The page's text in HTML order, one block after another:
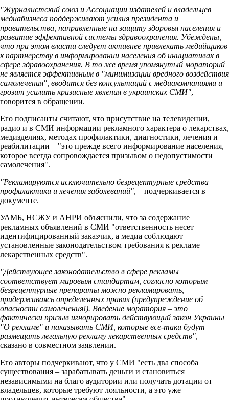
"Журналистский союз и Ассоциации издателей и владельцев
медиабизнеса поддерживают усилия президента и
правительства, направленные на защиту здоровья населения и
развитие эффективной системы здравоохранения. Убеждены,
что при этом власти следует активнее привлекать медийщиков
к партнерству в информировании населения об инициативах в
сфере здравоохранения. В то же время упомянутый мораторий
не является эффективным в "минимизации вредного воздействия
самолечения", вводится без консультаций с медиакомпаниями и
грозит усилить кризисные явления в украинских СМИ", –
говорится в обращении.
Его подписанты считают, что присутствие на телевидении,
радио и в СМИ информации рекламного характера о лекарствах,
медизделиях, методах профилактики, диагностики, лечения и
реабилитации – "это прежде всего информирование населения,
которое всегда сопровождается призывом о недопустимости
самолечения".
"Рекламируются исключительно безрецептурные средства
профилактики и лечения заболеваний", – подчеркивается в
документе.
УАМБ, НСЖУ и АНРИ объяснили, что за содержание
рекламных объявлений в СМИ "ответственность несет
идентифицированный заказчик, а медиа соблюдают
установленные законодательством требования к рекламе
лекарственных средств".
"Действующее законодательство в сфере рекламы
соответствует мировым стандартам, согласно которым
безрецептурные препараты можно рекламировать,
придерживаясь определенных правил (предупреждение об
опасности самолечения!). Введение моратория – это
фактически призыв игнорировать действующий закон Украины
"О рекламе" и наказывать СМИ, которые все-таки будут
размещать легальную рекламу лекарственных средств", –
сказано в совместном заявлении.
Его авторы подчеркивают, что у СМИ "есть два способа
существования – зарабатывать деньги и становиться
независимыми на благо аудитории или получать дотации от
владельцев, которые требуют лояльности, а это уже